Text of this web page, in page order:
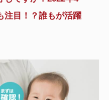
注目！？誰もが活躍